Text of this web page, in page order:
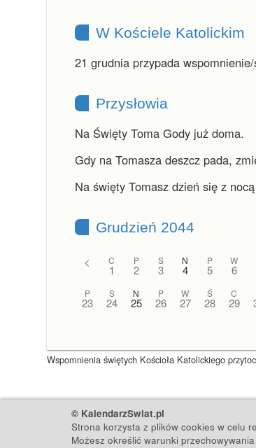
W Kościele Katolickim
21 grudnia przypada
Przysłowia
Na Święty Toma Gody już doma.
Gdy na Tomasza deszcz pada,
Na święty Tomasz dzień się z
Grudzień 2044
< C
1
P
2
S
3
N
4
P
5
W
6
P
23
S
24
N
25
P
26
W
27
Ś
28
C
29
Wspomnienia świętych Kościoła Katolickiego
© KalendarzSwiat.pl
Strona korzysta z plików cookies w celu
Możesz określić warunki